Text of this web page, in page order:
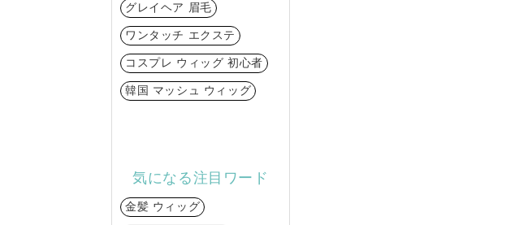
グレイヘア 眉毛
ワンタッチ エクステ
コスプレ ウィッグ 初心者
韓国 マッシュ ウィッグ
気になる注目ワード
金髪 ウィッグ